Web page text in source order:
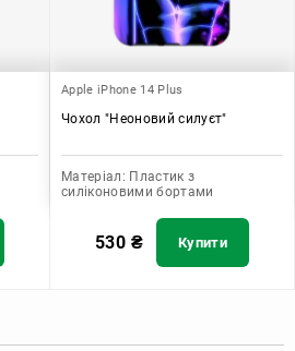
Apple iPhone 14 Plus
Чохол "Неоновий силуєт"
Матеріал: Пластик з
силіконовими бортами
530 ₴ Купити